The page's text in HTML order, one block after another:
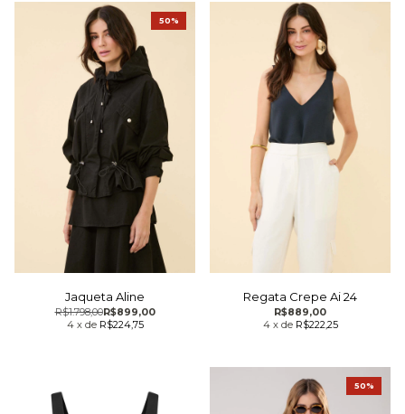
Jaqueta Aline
R$899,00
R$1.798,00
4 x de R$224,75
50%
Regata Crepe Ai 24
R$889,00
4 x de R$222,25
50%